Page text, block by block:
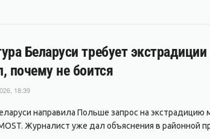
Беларуси требует
почему не боится
18:39
направила Польше запрос на
Журналист уже дал объяснения в районной